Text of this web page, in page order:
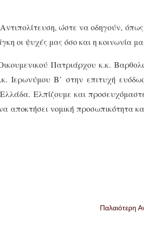
ώστε να οδηγούν,
οι ψυχές μας όσο και η κοινωνία
Πατριάρχου κ.κ.
Ιερωνύμου Β’ στην επιτυχή
Ελπίζουμε και
αποκτήσει νομική προσωπικότητα
Παλαιότερη